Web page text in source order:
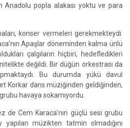
Anadolu popla alakası yoktu ve para
konser vermeleri gerekmekteydi.
Apaşlar döneminden kalma ünlü
çalgıların hiçbiri, hedefledikleri
değildi. Bir düğün orkestrası da
Bu durumda yükü davul
Korkar dans müziğinden geldiğinden,
havaya sokamıyordu.
de Cem Karaca’nın güçlü sesi grubu
yapılan müzikten tatmin olmadığını